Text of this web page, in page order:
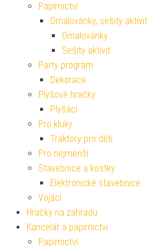
Papírnictví
Omalovánky, sešity aktivit
Omalovánky
Sešity aktivit
Party program
Dekorace
Plyšové hračky
Plyšáci
Pro kluky
Traktory pro děti
Pro nejmenší
Stavebnice a kostky
Elektronické stavebnice
Vojáci
Hračky na zahradu
Kancelář a papírnictví
Papírnictví